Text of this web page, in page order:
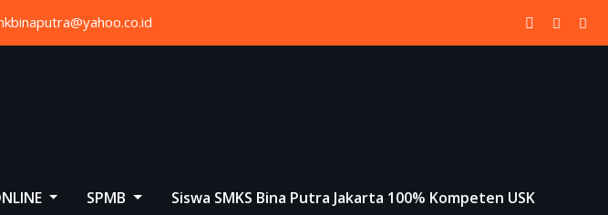
SPMB Siswa SMKS Bina Putra Jakarta 100% Kompeten USK